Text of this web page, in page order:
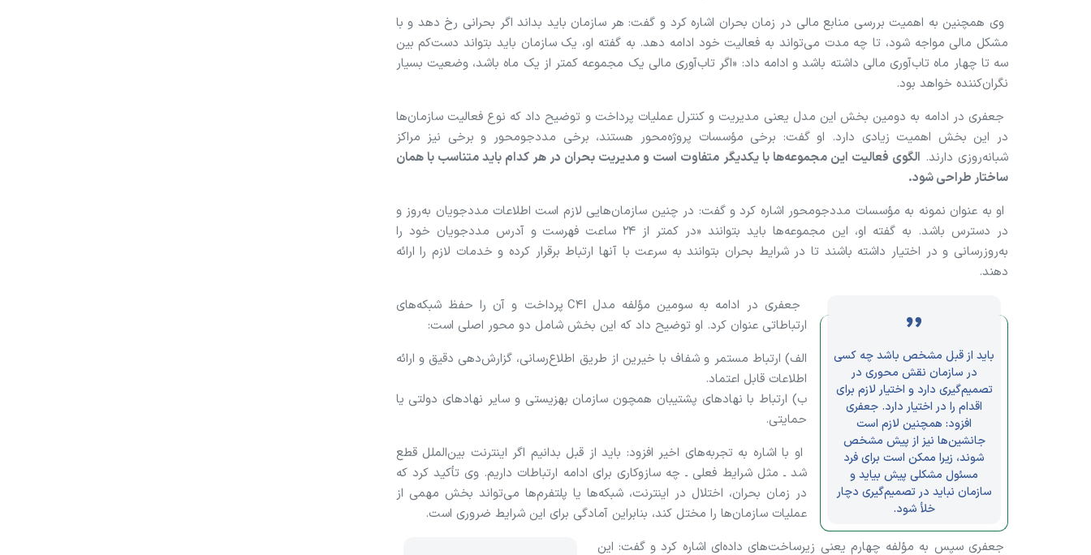
وی همچنین به اهمیت بررسی منابع مالی در زمان بحران اشاره کرد و گفت: هر سازمان باید بداند اگر بحرانی رخ دهد و با
مشکل مالی مواجه شود، تا چه مدت می‌تواند به فعالیت خود ادامه دهد. به گفته او، یک سازمان باید بتواند دست‌کم بین
سه تا چهار ماه تاب‌آوری مالی داشته باشد و ادامه داد: «اگر تاب‌آوری مالی یک مجموعه کمتر از یک ماه باشد، وضعیت بسیار
نگران‌کننده خواهد بود.
جعفری در ادامه به دومین بخش این مدل یعنی مدیریت و کنترل عملیات پرداخت و توضیح داد که نوع فعالیت سازمان‌ها
در این بخش اهمیت زیادی دارد. او گفت: برخی مؤسسات پروژه‌محور هستند، برخی مددجومحور و برخی نیز مراکز
شبانه‌روزی دارند. الگوی فعالیت این مجموعه‌ها با یکدیگر متفاوت است و مدیریت بحران در هر کدام باید متناسب با همان
ساختار طراحی شود.
او به عنوان نمونه به مؤسسات مددجومحور اشاره کرد و گفت: در چنین سازمان‌هایی لازم است اطلاعات مددجویان به‌روز و
در دسترس باشد. به گفته او، این مجموعه‌ها باید بتوانند «در کمتر از ۲۴ ساعت فهرست و آدرس مددجویان خود را
به‌روزرسانی و در اختیار داشته باشند تا در شرایط بحران بتوانند به سرعت با آنها ارتباط برقرار کرده و خدمات لازم را ارائه
دهند.
باید از قبل مشخص باشد چه کسی
در سازمان نقش محوری در
تصمیم‌گیری دارد و اختیار لازم برای
اقدام را در اختیار دارد. جعفری
افزود: همچنین لازم است
جانشین‌ها نیز از پیش مشخص
شوند، زیرا ممکن است برای فرد
مسئول مشکلی پیش بیاید و
سازمان نباید در تصمیم‌گیری دچار
خلأ شود.
جعفری در ادامه به سومین مؤلفه مدل C۴I پرداخت و آن را حفظ شبکه‌های
ارتباطاتی عنوان کرد. او توضیح داد که این بخش شامل دو محور اصلی است:
الف) ارتباط مستمر و شفاف با خیرین از طریق اطلاع‌رسانی، گزارش‌دهی دقیق و ارائه
اطلاعات قابل اعتماد.
ب) ارتباط با نهاد‌های پشتیبان همچون سازمان بهزیستی و سایر نهاد‌های دولتی یا
حمایتی.
او با اشاره به تجربه‌های اخیر افزود: باید از قبل بدانیم اگر اینترنت بین‌الملل قطع
شد ـ مثل شرایط فعلی ـ چه سازوکاری برای ادامه ارتباطات داریم. وی تأکید کرد که
در زمان بحران، اختلال در اینترنت، شبکه‌ها یا پلتفرم‌ها می‌تواند بخش مهمی از
عملیات سازمان‌ها را مختل کند، بنابراین آمادگی برای این شرایط ضروری است.
جعفری سپس به مؤلفه چهارم یعنی زیرساخت‌های داده‌ای اشاره کرد و گفت: این